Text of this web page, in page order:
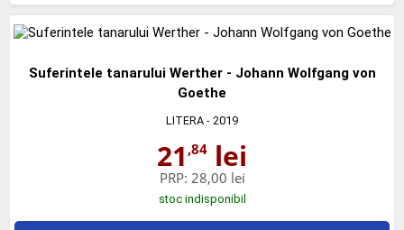
Suferintele tanarului Werther - Johann Wolfgang von
Goethe
LITERA - 2019
21 ,84 lei
PRP: 28,00 lei
stoc indisponibil